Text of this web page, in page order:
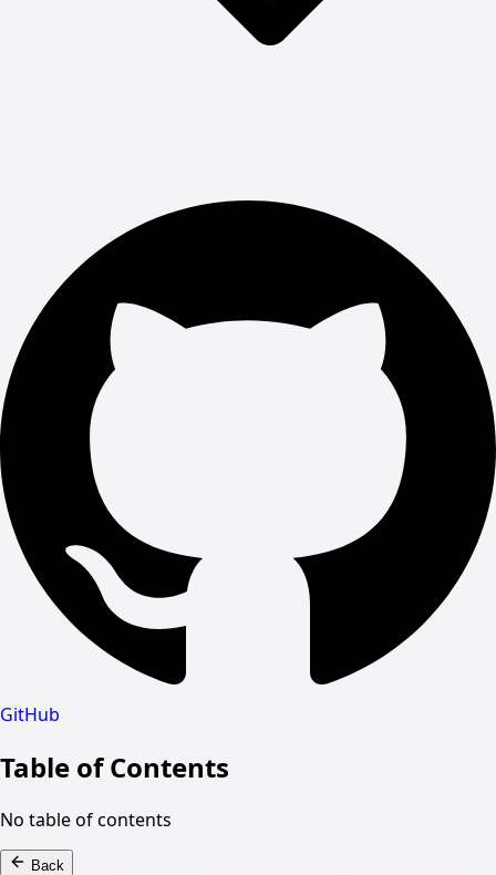
GitHub
Table of Contents
No table of contents
Back